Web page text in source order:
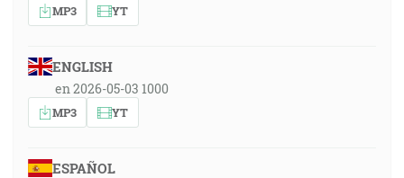
MP3 YT
ENGLISH
en 2026-05-03 1000
MP3 YT
ESPAÑOL